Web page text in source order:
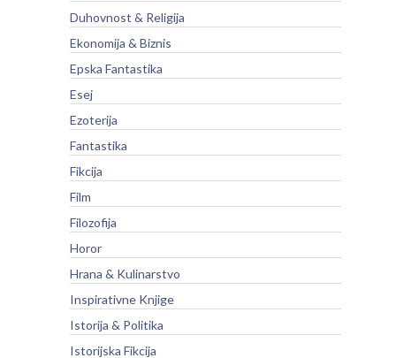
Duhovnost & Religija
Ekonomija & Biznis
Epska Fantastika
Esej
Ezoterija
Fantastika
Fikcija
Film
Filozofija
Horor
Hrana & Kulinarstvo
Inspirativne Knjige
Istorija & Politika
Istorijska Fikcija